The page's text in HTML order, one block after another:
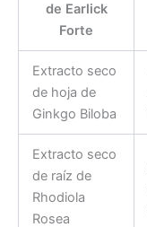
de Earlick
Forte
Extracto seco
de hoja de
Ginkgo Biloba
Extracto seco
de raíz de
Rhodiola
Rosea